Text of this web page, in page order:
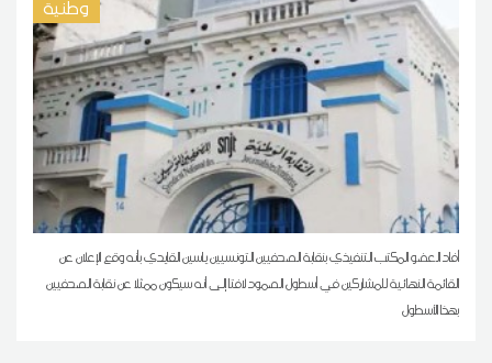
وطنية
أفاد العضو المكتب التنفيذي بنقابة الصحفيين التونسيين ياسين القايدي بأنه وقع الإعلان عن
القائمة النهائية للمشاركين في أسطول الصمود لافتا إلى أنه سيكون ممثلا عن نقابة الصحفيين
بهذا الأسطول